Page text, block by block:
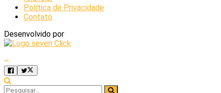
Política de Privacidade
Contato
Desenvolvido por